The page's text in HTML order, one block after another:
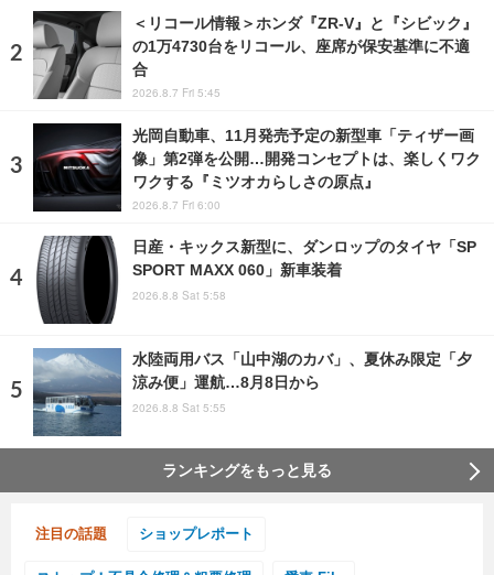
＜リコール情報＞ホンダ『ZR-V』と『シビック』
の1万4730台をリコール、座席が保安基準に不適
合
2026.8.7 Fri 5:45
光岡自動車、11月発売予定の新型車「ティザー画
像」第2弾を公開…開発コンセプトは、楽しくワク
ワクする『ミツオカらしさの原点』
2026.8.7 Fri 6:00
日産・キックス新型に、ダンロップのタイヤ「SP
SPORT MAXX 060」新車装着
2026.8.8 Sat 5:58
水陸両用バス「山中湖のカバ」、夏休み限定「夕
涼み便」運航…8月8日から
2026.8.8 Sat 5:55
ランキングをもっと見る
注目の話題 ショップレポート